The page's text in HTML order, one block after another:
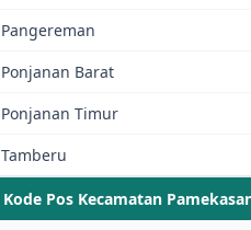
Pangereman
Ponjanan Barat
Ponjanan Timur
Tamberu
Kode Pos Kecamatan